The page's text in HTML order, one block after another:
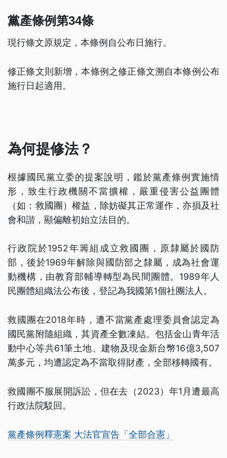
黨產條例第34條
現行條文原規定，本條例自公布日施行。
修正條文則新增，本條例之修正條文溯自本條例公布
施行日起適用。
為何提修法？
根據國民黨立委的提案說明，鑑於黨產條例實施情
形，致生行政機關不當擴權，嚴重侵害公益團體
（如：救國團）權益，除妨礙其正常運作，亦損及社
會和諧，顯偏離初始立法目的。
行政院於1952年籌組成立救國團，原隸屬於國防
部，後於1969年解除與國防部之隸屬，成為社會運
動機構，由教育部輔導轉型為民間團體。1989年人
民團體組織法公布後，登記為我國第1個社團法人。
救國團在2018年時，遭不當黨產處理委員會認定為
國民黨附隨組織，其資產全數凍結。包括金山青年活
動中心等共61筆土地、建物及現金新台幣16億3,507
萬多元，均遭認定為不當取得財產，全部移轉國有。
救國團不服展開訴訟，但在去（2023）年1月遭最高
行政法院駁回。
黨產條例釋憲案 大法官宣告「全部合憲」